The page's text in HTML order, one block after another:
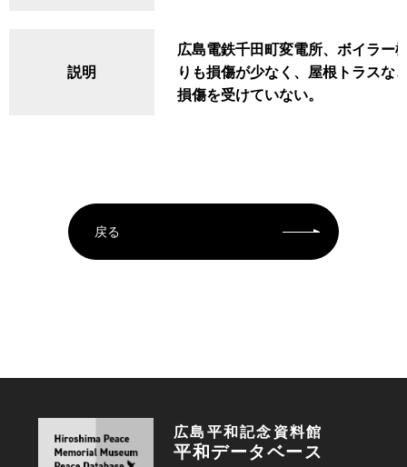
説明
広島電鉄千田町変電所、ボイラー
りも損傷が少なく、屋根トラスな
損傷を受けていない。
戻る
広島平和記念資料館
平和データベース